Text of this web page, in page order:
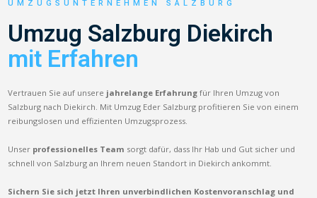
UMZUGSUNTERNEHMEN SALZBURG
Umzug Salzburg Diekirch
mit Erfahren
Vertrauen Sie auf unsere jahrelange Erfahrung für Ihren Umzug von
Salzburg nach Diekirch. Mit Umzug Eder Salzburg profitieren Sie von einem
reibungslosen und effizienten Umzugsprozess.
Unser professionelles Team sorgt dafür, dass Ihr Hab und Gut sicher und
schnell von Salzburg an Ihrem neuen Standort in Diekirch ankommt.
Sichern Sie sich jetzt Ihren unverbindlichen Kostenvoranschlag und